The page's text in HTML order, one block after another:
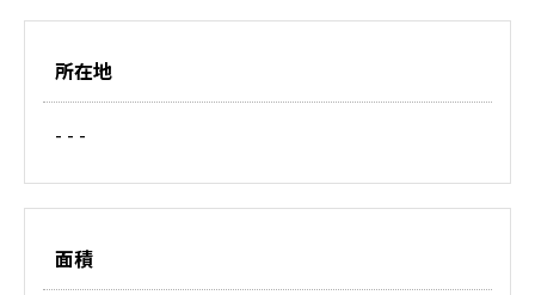
所在地
- - -
面積